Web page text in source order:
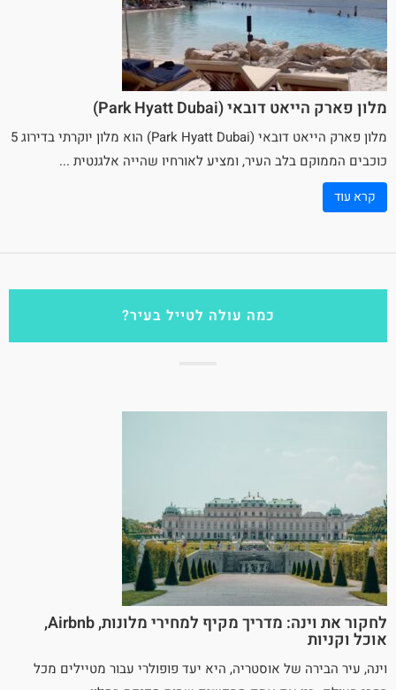
מלון פארק הייאט דובאי (Park Hyatt Dubai)
מלוןפארק הייאט דובאי
(Park Hyatt Dubai) הוא מלון יוקרתי בדירוג 5
כוכבים הממוקם בלב העיר, ומציע לאורחיו שהייה אלגנטית ...
קרא עוד
כמה עולה לטייל בעיר?
לחקור את וינה: מדריך מקיף למחירי מלונות, Airbnb,
אוכל וקניות
וינה, עיר הבירה של אוסטריה, היא יעד פופולרי עבור מטיילים מכל